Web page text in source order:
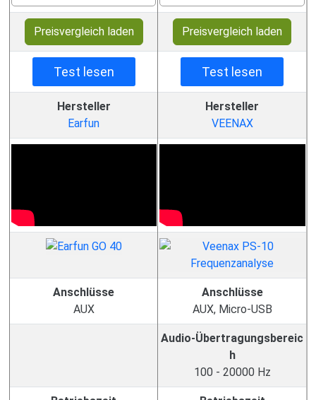
Preisvergleich laden Preisvergleich laden
Test lesen Test lesen
Hersteller
Earfun
Hersteller
VEENAX
Anschlüsse
AUX
Anschlüsse
AUX, Micro-USB
Audio-Übertragungsbereic
h
100 - 20000 Hz